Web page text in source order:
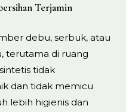
Terjamin
debu, serbuk, atau
terutama di ruang
tidak
dan tidak memicu
lebih higienis dan